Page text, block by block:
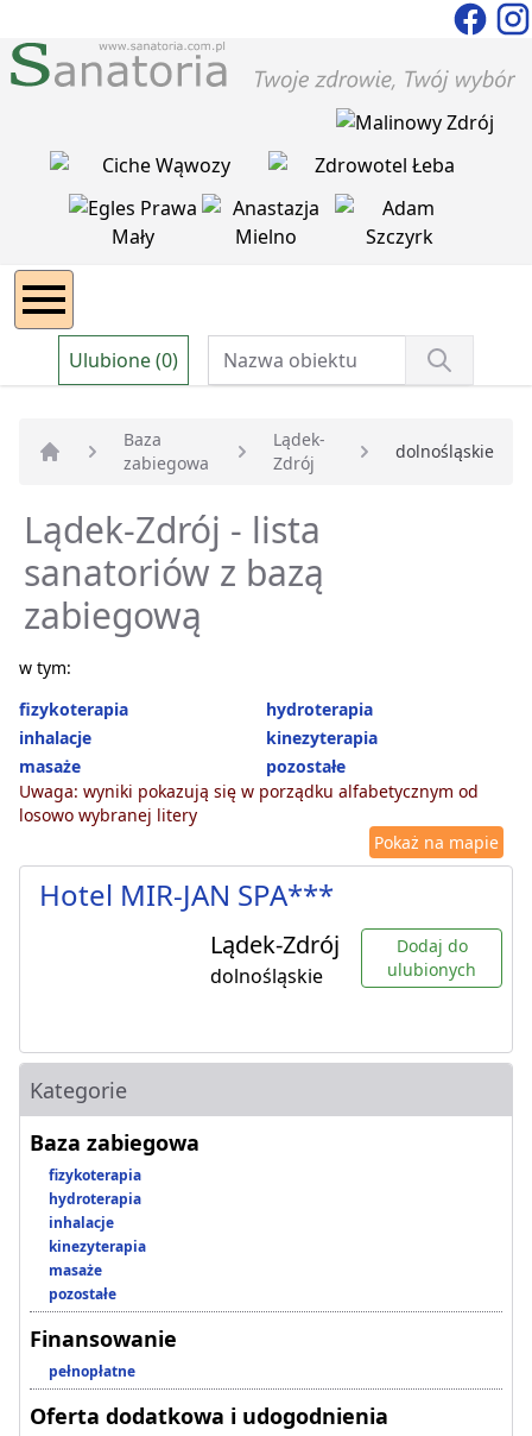
Ulubione (0)
Strona główna
Baza
zabiegowa
Lądek-
Zdrój
dolnośląskie
Lądek-Zdrój - lista
sanatoriów z bazą
zabiegową
w tym:
fizykoterapia
hydroterapia
inhalacje
kinezyterapia
masaże
pozostałe
Uwaga: wyniki pokazują się w porządku alfabetycznym od
losowo wybranej litery
Pokaż na mapie
Hotel MIR-JAN SPA***
Lądek-Zdrój
dolnośląskie
Dodaj do
ulubionych
Kategorie
Baza zabiegowa
fizykoterapia
hydroterapia
inhalacje
kinezyterapia
masaże
pozostałe
Finansowanie
pełnopłatne
Oferta dodatkowa i udogodnienia